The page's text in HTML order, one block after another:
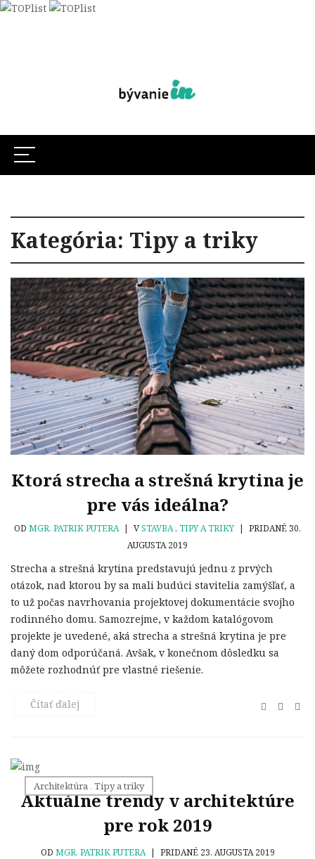
Kategória: Tipy a triky
Ktorá strecha a strešná krytina je
pre vás ideálna?
OD MGR. PATRIK PUTERA | VSTAVBA, TIPY A TRIKY | PRIDANÉ 30.
AUGUSTA 2019
Strecha a strešná krytina predstavujú jednu z prvých
otázok, nad ktorou by sa mali budúci stavitelia zamýšľať, a
to už počas navrhovania projektovej dokumentácie svojho
rodinného domu. Samozrejme, v každom katalógovom
projekte je uvedené, aká strecha a strešná krytina je pre
daný dom odporúčaná. Avšak, v konečnom dôsledku sa
môžete rozhodnúť pre vlastné riešenie.
Čítať ďalej
Architektúra , Tipy a triky
Aktuálne trendy v architektúre
pre rok 2019
OD MGR. PATRIK PUTERA | PRIDANÉ 23. AUGUSTA 2019